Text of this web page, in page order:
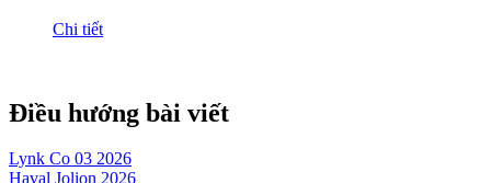
Chi tiết
Điều hướng bài viết
Lynk Co 03 2026
Haval Jolion 2026